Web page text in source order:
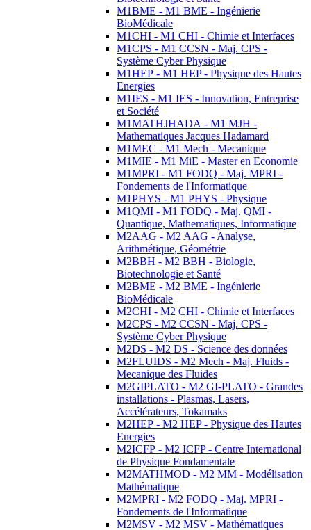
M1BME - M1 BME - Ingénierie
BioMédicale
M1CHI - M1 CHI - Chimie et Interfaces
M1CPS - M1 CCSN - Maj. CPS -
Système Cyber Physique
M1HEP - M1 HEP - Physique des Hautes
Energies
M1IES - M1 IES - Innovation, Entreprise
et Société
M1MATHJHADA - M1 MJH -
Mathematiques Jacques Hadamard
M1MEC - M1 Mech - Mecanique
M1MIE - M1 MiE - Master en Economie
M1MPRI - M1 FODQ - Maj. MPRI -
Fondements de l'Informatique
M1PHYS - M1 PHYS - Physique
M1QMI - M1 FODQ - Maj. QMI -
Quantique, Mathematiques, Informatique
M2AAG - M2 AAG - Analyse,
Arithmétique, Géométrie
M2BBH - M2 BBH - Biologie,
Biotechnologie et Santé
M2BME - M2 BME - Ingénierie
BioMédicale
M2CHI - M2 CHI - Chimie et Interfaces
M2CPS - M2 CCSN - Maj. CPS -
Système Cyber Physique
M2DS - M2 DS - Science des données
M2FLUIDS - M2 Mech - Maj. Fluids -
Mecanique des Fluides
M2GIPLATO - M2 GI-PLATO - Grandes
installations - Plasmas, Lasers,
Accélérateurs, Tokamaks
M2HEP - M2 HEP - Physique des Hautes
Energies
M2ICFP - M2 ICFP - Centre International
de Physique Fondamentale
M2MATHMOD - M2 MM - Modélisation
Mathématique
M2MPRI - M2 FODQ - Maj. MPRI -
Fondements de l'Informatique
M2MSV - M2 MSV - Mathématiques